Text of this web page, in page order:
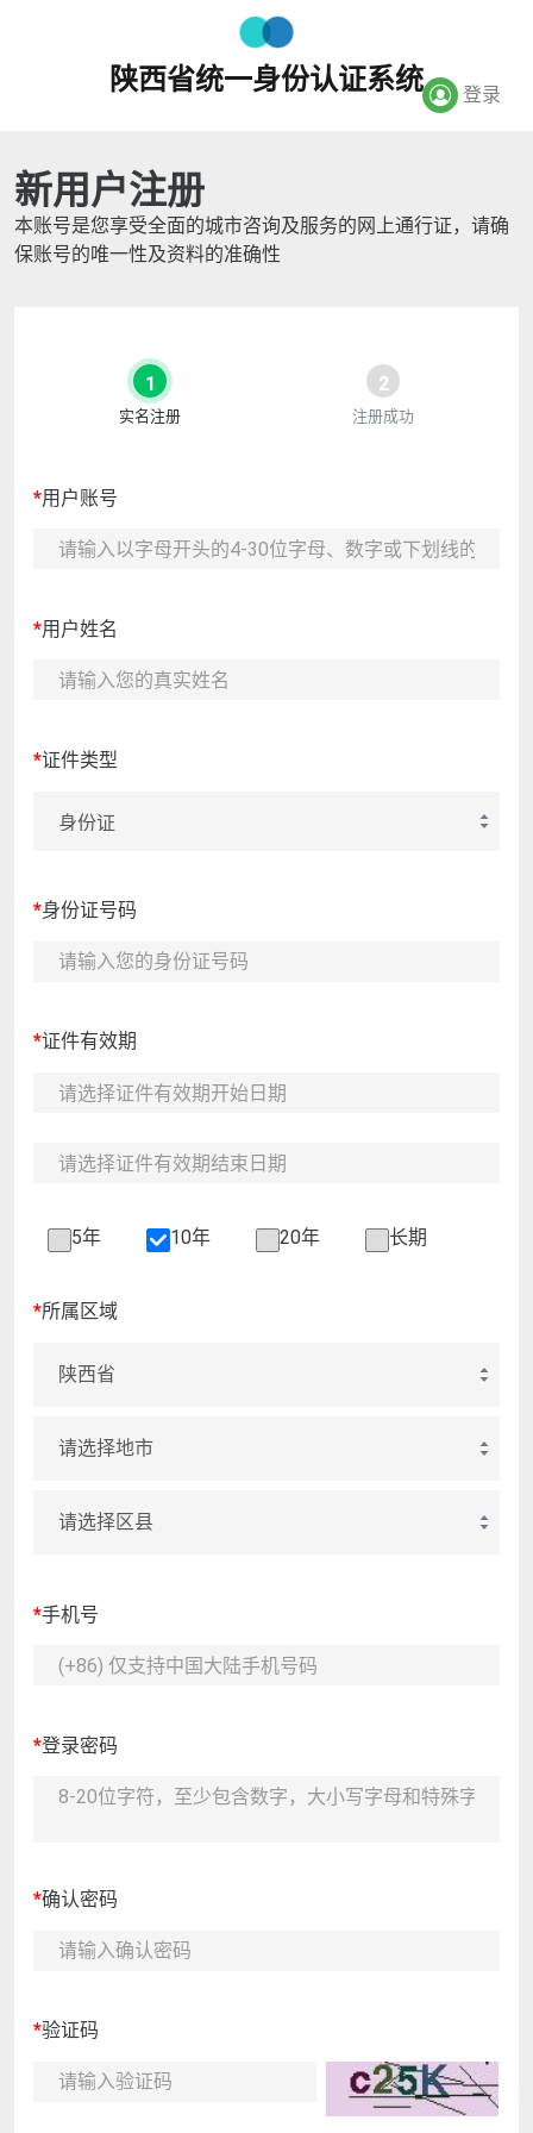
陕西省统一身份认证系统 登录
新用户注册
本账号是您享受全面的城市咨询及服务的网上通行证，请确
保账号的唯一性及资料的准确性
1
实名注册
2
注册成功
*用户账号
*用户姓名
*证件类型
*身份证号码
*证件有效期
5年 10年 20年 长期
*所属区域
*手机号
*登录密码
*确认密码
*验证码